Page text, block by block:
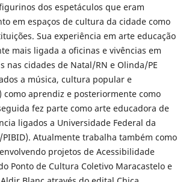
dos espetáculos que eram
em espaços de cultura da cidade como
Sua experiência em arte educação
mais ligada a oficinas e vivências em
nas cidades de Natal/RN e Olinda/PE
a música, cultura popular e
como aprendiz e posteriormente como
fez parte como arte educadora de
ligados a Universidade Federal da
PIBID). Atualmente trabalha também como
projetos de Acessibilidade
Ponto de Cultura Coletivo Maracastelo e